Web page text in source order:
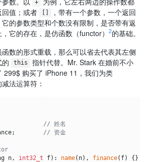
+
值；或者
，带有一个参数，一个返回
它的参数类型和个数没有限制，是否带有返
它的存在，是仿函数（functor） 2的基础。
数的形式重载，那么可以省去代表其左侧
this
指针代替。Mr. Stark 在婚前不小
299$ 购买了 iPhone 11，我们为类
法运算符：
// 姓名
// 资金
n, int32_t f): name(n), finance(f) {}